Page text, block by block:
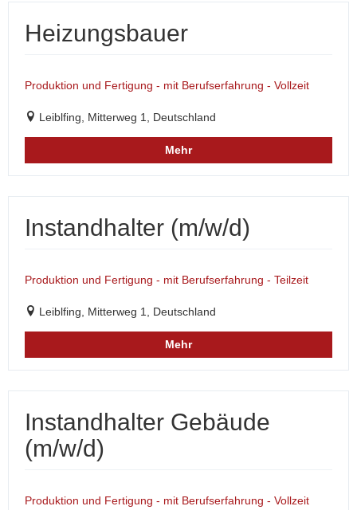
Heizungsbauer
Produktion und Fertigung - mit Berufserfahrung - Vollzeit
Leiblfing, Mitterweg 1, Deutschland
Mehr
Instandhalter (m/w/d)
Produktion und Fertigung - mit Berufserfahrung - Teilzeit
Leiblfing, Mitterweg 1, Deutschland
Mehr
Instandhalter Gebäude
(m/w/d)
Produktion und Fertigung - mit Berufserfahrung - Vollzeit